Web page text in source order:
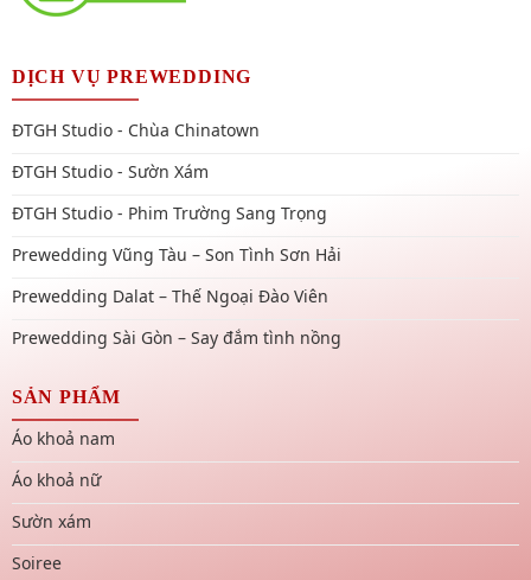
DỊCH VỤ PREWEDDING
ĐTGH Studio - Chùa Chinatown
ĐTGH Studio - Sườn Xám
ĐTGH Studio - Phim Trường Sang Trọng
Prewedding Vũng Tàu – Son Tình Sơn Hải
Prewedding Dalat – Thế Ngoại Đào Viên
Prewedding Sài Gòn – Say đắm tình nồng
SẢN PHẨM
Áo khoả nam
Áo khoả nữ
Sườn xám
Soiree